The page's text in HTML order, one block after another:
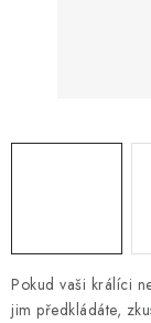
KONTAKTY
Pokud vaši králíci
jim předkládáte,